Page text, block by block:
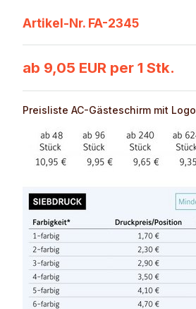
Artikel-Nr. FA-2345
ab 9,05 EUR per 1 Stk.
Preisliste AC-Gästeschirm mit Logo